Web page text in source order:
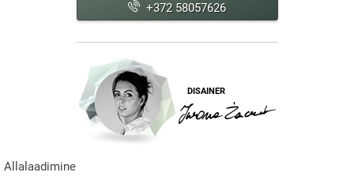
+372 58057626
DISAINER
Allalaadimine